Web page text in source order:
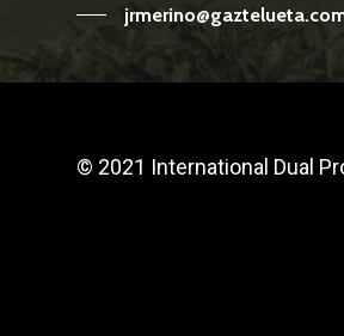
© 2021 International Dual